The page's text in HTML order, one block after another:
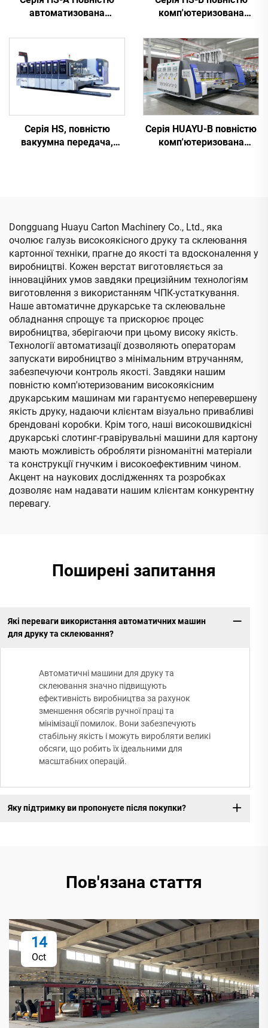
автоматизована
машина для друку,
склеювання та
автоматичного
пакування
комп'ютеризована
машина для друку,
склеювання з
автоматичним
пакуванням
Серія HS, повністю
вакуумна передача,
для вирізування
(вакуумна передача з
верхнім друкуванням)
Серія HUAYU-B повністю
комп'ютеризована
Dongguang Huayu Carton Machinery Co., Ltd., яка
очолює галузь високоякісного друку та склеювання
картонної техніки, прагне до якості та вдосконалення у
виробництві. Кожен верстат виготовляється за
інноваційних умов завдяки прецизійним технологіям
виготовлення з використанням ЧПК-устаткування.
Наше автоматичне друкарське та склеювальне
обладнання спрощує та прискорює процес
виробництва, зберігаючи при цьому високу якість.
Технології автоматизації дозволяють операторам
запускати виробництво з мінімальним втручанням,
забезпечуючи контроль якості. Завдяки нашим
повністю комп'ютеризованим високоякісним
друкарським машинам ми гарантуємо неперевершену
якість друку, надаючи клієнтам візуально привабливі
брендовані коробки. Крім того, наші високошвидкісні
друкарські слотинг-гравірувальні машини для картону
мають можливість обробляти різноманітні матеріали
та конструкції гнучким і високоефективним чином.
Акцент на наукових дослідженнях та розробках
дозволяє нам надавати нашим клієнтам конкурентну
перевагу.
Поширені запитання
Які переваги використання автоматичних машин
для друку та склеювання?
Автоматичні машини для друку та
склеювання значно підвищують
ефективність виробництва за рахунок
зменшення обсягів ручної праці та
мінімізації помилок. Вони забезпечують
стабільну якість і можуть виробляти великі
обсяги, що робить їх ідеальними для
масштабних операцій.
Яку підтримку ви пропонуєте після покупки?
Пов'язана стаття
14
Oct